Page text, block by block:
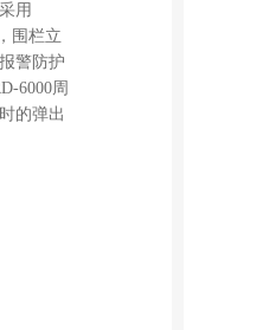
用
围栏立
警防护
6000周
的弹出